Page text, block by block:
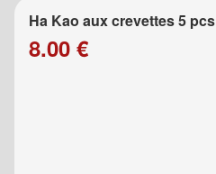
Ha Kao aux crevettes 5 pcs
8.00 €